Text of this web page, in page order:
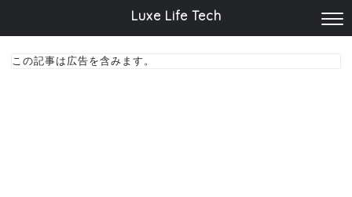
Luxe Life Tech
この記事は広告を含みます。